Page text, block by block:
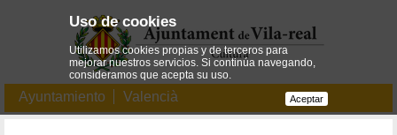
Ayuntamiento Valencià
Uso de cookies
Utilizamos cookies propias y de terceros para
mejorar nuestros servicios. Si continúa navegando,
consideramos que acepta su uso.
Aceptar